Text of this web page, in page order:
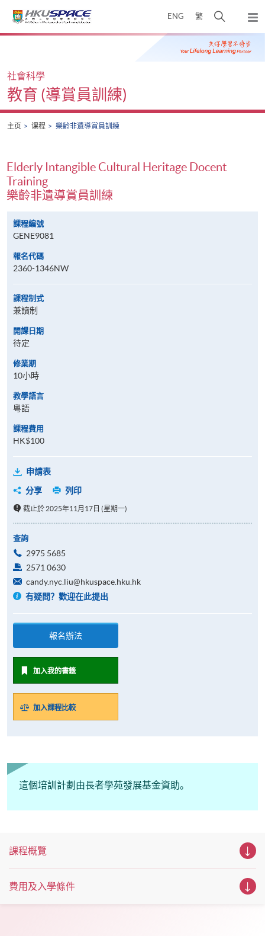
ENG 繁
开
搜
寻
弹
出
主
Main
社會科學
教育 (導賞員訓練)
主页 课程 樂齡非遺導賞員訓練
Elderly Intangible Cultural Heritage Docent
Training
樂齡非遺導賞員訓練
課程編號
GENE9081
報名代碼
2360-1346NW
課程制式
兼讀制
開課日期
待定
修業期
10小時
教學語言
粵語
課程費用
HK$100
申請表
分享
列印
截止於 2025年11月17日 (星期一)
查詢
2975 5685
2571 0630
candy.nyc.liu@hkuspace.hku.hk
有疑問？歡迎在此提出
報名辦法
加入我的書籤
加入課程比較
這個培訓計劃由長者學苑發展基金資助。
課程概覽
費用及入學條件